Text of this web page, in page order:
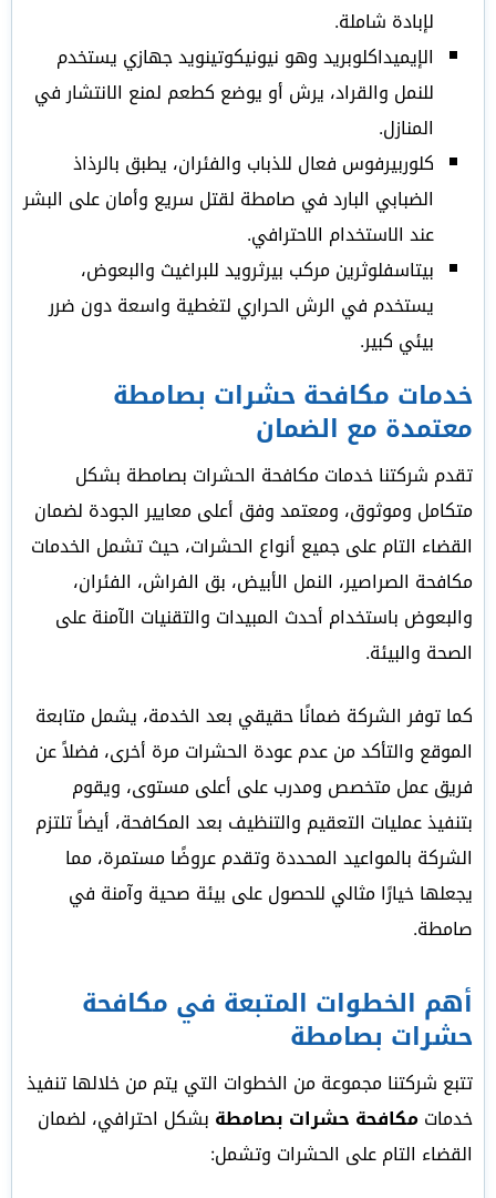
لإبادة شاملة.
الإيميداكلوبريد وهو نيونيكوتينويد جهازي يستخدم
للنمل والقراد، يرش أو يوضع كطعم لمنع الانتشار في
المنازل.
كلوربيرفوس فعال للذباب والفئران، يطبق بالرذاذ
الضبابي البارد في صامطة لقتل سريع وأمان على البشر
عند الاستخدام الاحترافي.
بيتاسفلوثرين مركب بيرثرويد للبراغيث والبعوض،
يستخدم في الرش الحراري لتغطية واسعة دون ضرر
بيئي كبير.
خدمات مكافحة حشرات بصامطة
معتمدة مع الضمان
تقدم شركتنا خدمات مكافحة الحشرات بصامطة بشكل
متكامل وموثوق، ومعتمد وفق أعلى معايير الجودة لضمان
القضاء التام على جميع أنواع الحشرات، حيث تشمل الخدمات
مكافحة الصراصير، النمل الأبيض، بق الفراش، الفئران،
والبعوض باستخدام أحدث المبيدات والتقنيات الآمنة على
الصحة والبيئة.
كما توفر الشركة ضمانًا حقيقي بعد الخدمة، يشمل متابعة
الموقع والتأكد من عدم عودة الحشرات مرة أخرى، فضلاً عن
فريق عمل متخصص ومدرب على أعلى مستوى، ويقوم
بتنفيذ عمليات التعقيم والتنظيف بعد المكافحة، أيضاً تلتزم
الشركة بالمواعيد المحددة وتقدم عروضًا مستمرة، مما
يجعلها خيارًا مثالي للحصول على بيئة صحية وآمنة في
صامطة.
أهم الخطوات المتبعة في مكافحة
حشرات بصامطة
تتبع شركتنا مجموعة من الخطوات التي يتم من خلالها تنفيذ
خدماتمكافحة حشرات بصامطة بشكل احترافي، لضمان
القضاء التام على الحشرات وتشمل: